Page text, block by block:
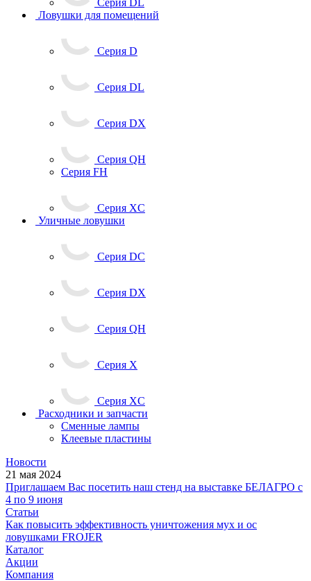
Ловушки для помещений
Серия D
Серия DL
Серия DX
Серия QH
Серия FH
Серия XC
Уличные ловушки
Серия DC
Серия DX
Серия QH
Серия X
Серия XC
Расходники и запчасти
Сменные лампы
Клеевые пластины
Новости
21 мая 2024
Приглашаем Вас посетить наш стенд на выставке БЕЛАГРО с
4 по 9 июня
Статьи
Как повысить эффективность уничтожения мух и ос
ловушками FROJER
Каталог
Акции
Компания